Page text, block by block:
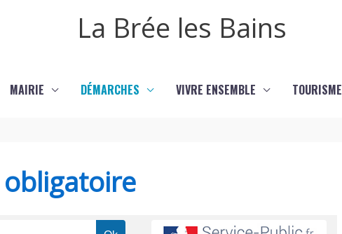
La Brée les Bains
MAIRIE DÉMARCHES VIVRE ENSEMBLE TOURISME